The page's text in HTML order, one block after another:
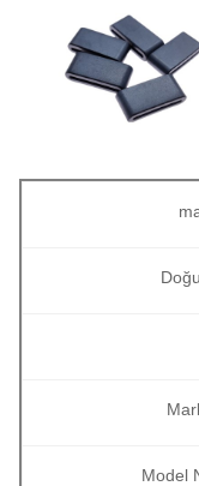
Model